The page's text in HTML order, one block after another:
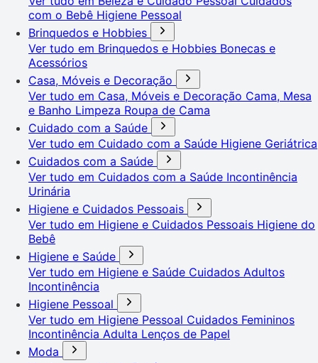
com o Bebê Higiene Pessoal
Brinquedos e Hobbies
Ver tudo em Brinquedos e Hobbies Bonecas e
Acessórios
Casa, Móveis e Decoração
Ver tudo em Casa, Móveis e Decoração Cama, Mesa
e Banho Limpeza Roupa de Cama
Cuidado com a Saúde
Ver tudo em Cuidado com a Saúde Higiene Geriátrica
Cuidados com a Saúde
Ver tudo em Cuidados com a Saúde Incontinência
Urinária
Higiene e Cuidados Pessoais
Ver tudo em Higiene e Cuidados Pessoais Higiene do
Bebê
Higiene e Saúde
Ver tudo em Higiene e Saúde Cuidados Adultos
Incontinência
Higiene Pessoal
Ver tudo em Higiene Pessoal Cuidados Femininos
Incontinência Adulta Lenços de Papel
Moda